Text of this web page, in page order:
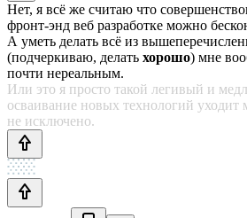
Нет, я всё же считаю что
фронт-энд веб разработке можно
А уметь делать всё из
(подчеркиваю, делать хорошо) мне
почти нереальным.
Или это я просто такой легивый и
осваивание новых технологий
не исключено.